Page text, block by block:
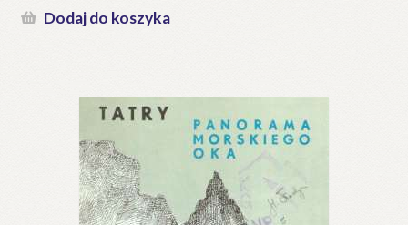
Dodaj do koszyka